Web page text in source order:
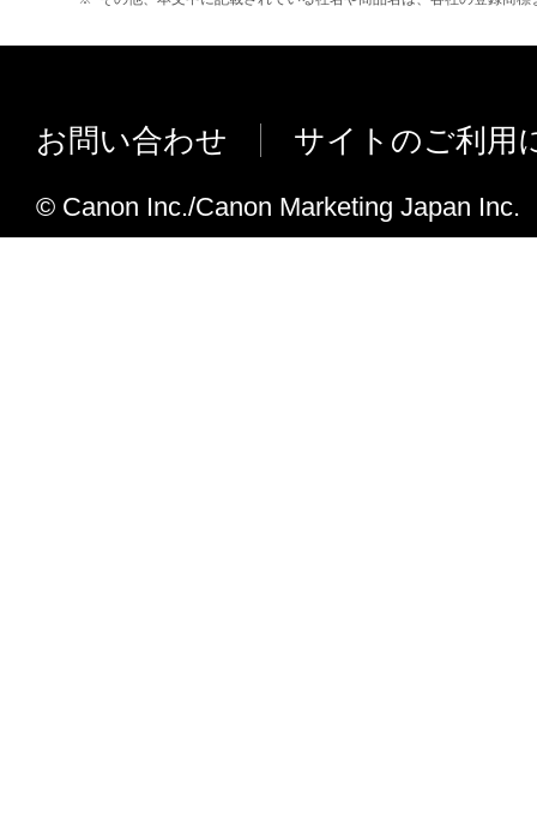
iR-ADV 8505/ 8585/ 8595、iR-ADV
プリンタードライバーの「基本設定」
Mac OS X 10.5を非サポートとしまし
お問い合わせ サイトのご利用
© Canon Inc./Canon Marketing Japan Inc.